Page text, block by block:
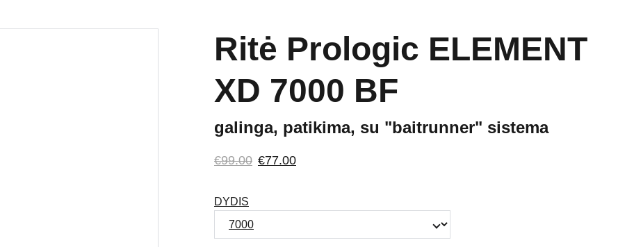
Ritė Prologic ELEMENT
XD 7000 BF
galinga, patikima, su "baitrunner" sistema
€99.00 €77.00
DYDIS